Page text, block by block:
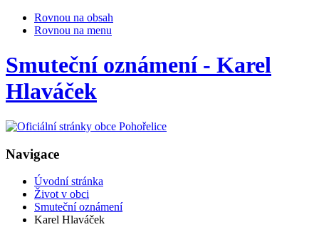
Rovnou na obsah
Rovnou na menu
Smuteční oznámení - Karel
Hlaváček
Navigace
Úvodní stránka
Život v obci
Smuteční oznámení
Karel Hlaváček